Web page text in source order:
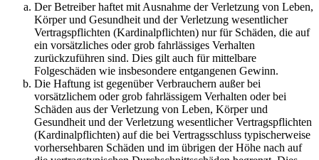
Der Betreiber haftet mit Ausnahme der Verletzung von Leben,
Körper und Gesundheit und der Verletzung wesentlicher
Vertragspflichten (Kardinalpflichten) nur für Schäden, die auf
ein vorsätzliches oder grob fahrlässiges Verhalten
zurückzuführen sind. Dies gilt auch für mittelbare
Folgeschäden wie insbesondere entgangenen Gewinn.
Die Haftung ist gegenüber Verbrauchern außer bei
vorsätzlichem oder grob fahrlässigem Verhalten oder bei
Schäden aus der Verletzung von Leben, Körper und
Gesundheit und der Verletzung wesentlicher Vertragspflichten
(Kardinalpflichten) auf die bei Vertragsschluss typischerweise
vorhersehbaren Schäden und im übrigen der Höhe nach auf